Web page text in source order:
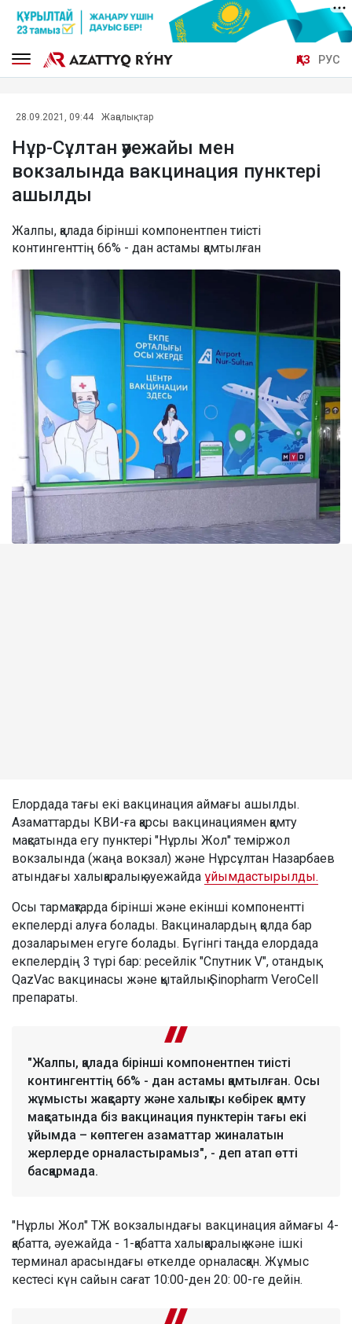
ҚАЗ РУС
28.09.2021, 09:44 Жаңалықтар
Нұр-Сұлтан әуежайы мен
вокзалында вакцинация пунктері
ашылды
Жалпы, қалада бірінші компонентпен тиісті
контингенттің 66% - дан астамы қамтылған
Елордада тағы екі вакцинация аймағы ашылды.
Азаматтарды КВИ-ға қарсы вакцинациямен қамту
мақсатында егу пунктері "Нұрлы Жол" теміржол
вокзалында (жаңа вокзал) және Нұрсұлтан Назарбаев
атындағы халықаралық әуежайда ұйымдастырылды.
Осы тармақтарда бірінші және екінші компонентті
екпелерді алуға болады. Вакциналардың қолда бар
дозаларымен егуге болады. Бүгінгі таңда елордада
екпелердің 3 түрі бар: ресейлік "Спутник V", отандық
QazVac вакцинасы және қытайлық Sinopharm VeroCell
препараты.
"Жалпы, қалада бірінші компонентпен тиісті
контингенттің 66% - дан астамы қамтылған. Осы
жұмысты жақсарту және халықты көбірек қамту
мақсатында біз вакцинация пунктерін тағы екі
ұйымда – көптеген азаматтар жиналатын
жерлерде орналастырамыз", - деп атап өтті
басқармада.
"Нұрлы Жол" ТЖ вокзалындағы вакцинация аймағы 4-
қабатта, әуежайда - 1-қабатта халықаралық және ішкі
терминал арасындағы өткелде орналасқан. Жұмыс
кестесі күн сайын сағат 10:00-ден 20: 00-ге дейін.